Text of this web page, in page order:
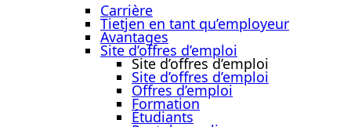
Carrière
Tietjen en tant qu’employeur
Avantages
Site d’offres d’emploi
Site d’offres d’emploi
Site d’offres d’emploi
Offres d’emploi
Formation
Étudiants